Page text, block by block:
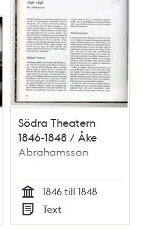
Södra Theatern
1846-1848 / Åke
Abrahamsson
Tid
1846 till 1848
Typ
Text